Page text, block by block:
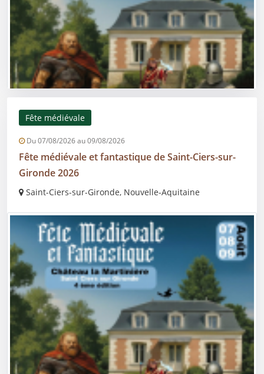
Fête médiévale
Du 07/08/2026 au 09/08/2026
Fête médiévale et fantastique de Saint-Ciers-sur-
Gironde 2026
Saint-Ciers-sur-Gironde, Nouvelle-Aquitaine